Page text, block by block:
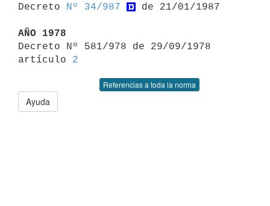
Decreto
Nº 34/987 de 21/01/1987
AÑO 1978
Decreto Nº 581/978 de 29/09/1978
artículo 2
Referencias a toda la norma
Ayuda